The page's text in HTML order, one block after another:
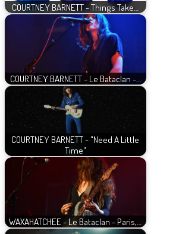
COURTNEY BARNETT - Things Take…
COURTNEY BARNETT - Le Bataclan -…
COURTNEY BARNETT - "Need A Little
Time"
WAXAHATCHEE - Le Bataclan - Paris,…